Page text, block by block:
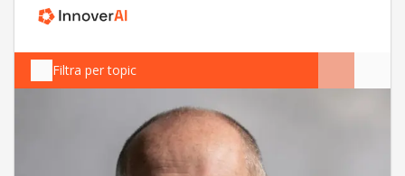
Filtra per topic